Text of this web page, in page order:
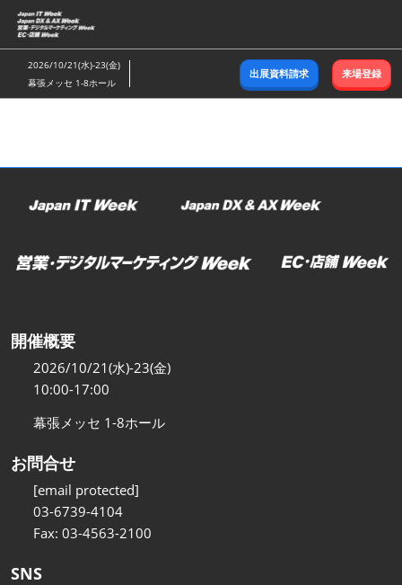
ス
キ
ッ
し
む
2026/10/21(水)-23(金)
幕張メッセ 1-8ホール
出展資料請求 来場登録
開催概要
2026/10/21(水)-23(金)
10:00-17:00
幕張メッセ 1-8ホール
お問合せ
[email protected]
03-6739-4104
Fax: 03-4563-2100
SNS